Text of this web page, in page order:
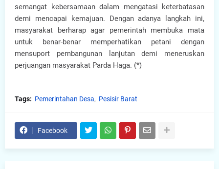
semangat kebersamaan dalam mengatasi keterbatasan
demi mencapai kemajuan. Dengan adanya langkah ini,
masyarakat berharap agar pemerintah membuka mata
untuk benar-benar memperhatikan petani dengan
mensuport pembangunan lanjutan demi meneruskan
perjuangan masyarakat Parda Haga. (*)
Tags: Pemerintahan Desa Pesisir Barat
Facebook